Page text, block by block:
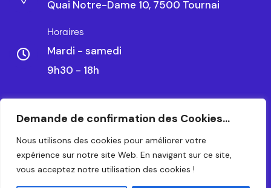
Demande de confirmation des Cookies...
Nous utilisons des cookies pour améliorer votre
expérience sur notre site Web. En navigant sur ce site,
vous acceptez notre utilisation des cookies !
Quai Notre-Dame 10, 7500 Tournai
Horaires
Mardi - samedi
9h30 - 18h
© 2024 – TOUS DROITS RÉSERVÉS. CRÉATION PAR